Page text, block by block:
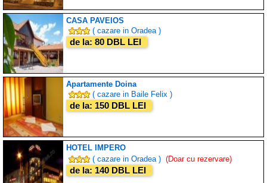
CASA PAVEIOS
( cazare in Oradea )
de la: 80 DBL LEI
Apartamente Doina
( cazare in Baile Felix )
de la: 150 DBL LEI
HOTEL IMPERO
( cazare in Oradea ) (Doar cu rezervare)
de la: 140 DBL LEI